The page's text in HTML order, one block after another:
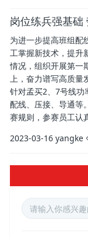
岗位练兵强基础
为进一步提高班组配
工掌握新技术，提升
情况，组织开展第一
上，奋力谱写高质量
针对孟买2、7号线功
配线、压接、导通等
赛规则，参赛员工认
2023-03-16 yangke